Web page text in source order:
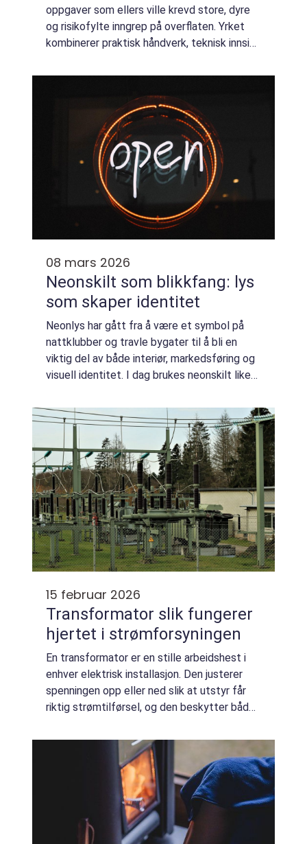
oppgaver som ellers ville krevd store, dyre
og risikofylte inngrep på overflaten. Yrket
kombinerer praktisk håndverk, teknisk innsikt
forbinder dykking med fritid og opplevelse...
08 mars 2026
Neonskilt som blikkfang: lys
som skaper identitet
Neonlys har gått fra å være et symbol på
nattklubber og travle bygater til å bli en
viktig del av både interiør, markedsføring og
visuell identitet. I dag brukes neonskilt like
fasader og messer. Med moderne L...
15 februar 2026
Transformator slik fungerer
hjertet i strømforsyningen
En transformator er en stille arbeidshest i
enhver elektrisk installasjon. Den justerer
spenningen opp eller ned slik at utstyr får
riktig strømtilførsel, og den beskytter både
transformatorer ville strømnettet vært